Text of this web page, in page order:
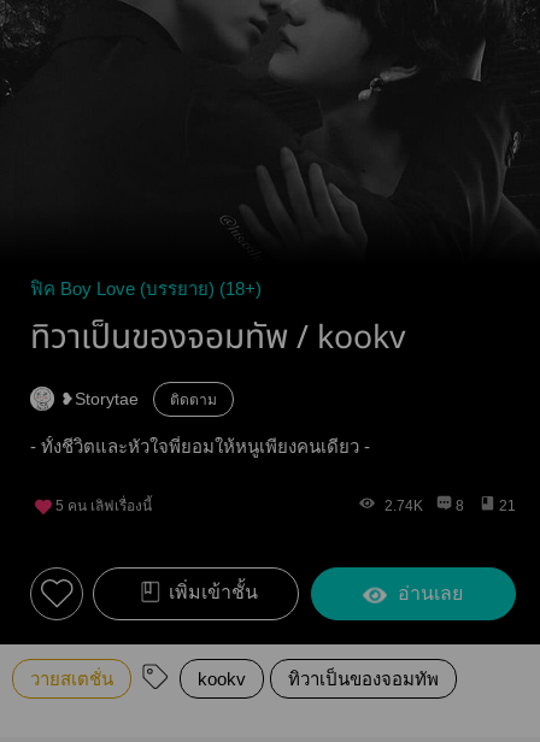
ฟิค Boy Love (บรรยาย) (18+)
ทิวาเป็นของจอมทัพ / kookv
❥Storytae ติดตาม
- ทั้งชีวิตและหัวใจพี่ยอมให้หนูเพียงคนเดียว -
5 คน เลิฟเรื่องนี้ 2.74K 8 21
เพิ่มเข้าชั้น อ่านเลย
วายสเตชั่น kookv ทิวาเป็นของจอมทัพ